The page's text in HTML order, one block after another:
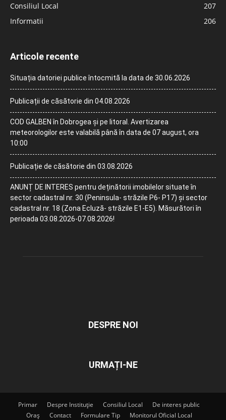
Consiliul Local
207
Informatii
206
Articole recente
Situația datoriei publice întocmită la data de 30.06.2026
Publicații de căsătorie din 04.08.2026
COD GALBEN în Dobrogea și pe litoral. Avertizarea
meteorologilor este valabilă până în data de 07 august, ora
10:00
Publicație de căsătorie din 03.08.2026
ANUNȚ DE INTERES pentru deținătorii imobilelor situate în
sector cadastral nr. 30 (Peninsula- străzile P6- P17) și sector
cadastral nr. 18 (Zona Ecluză- străzile E1-E5). Măsurători în
perioada 03.08.2026-07.08.2026!
DESPRE NOI
URMAȚI-NE
Primar Despre Instituție Consiliul Local
De interes public
Oraș
Contact Formulare Tip Monitorul Oficial Local